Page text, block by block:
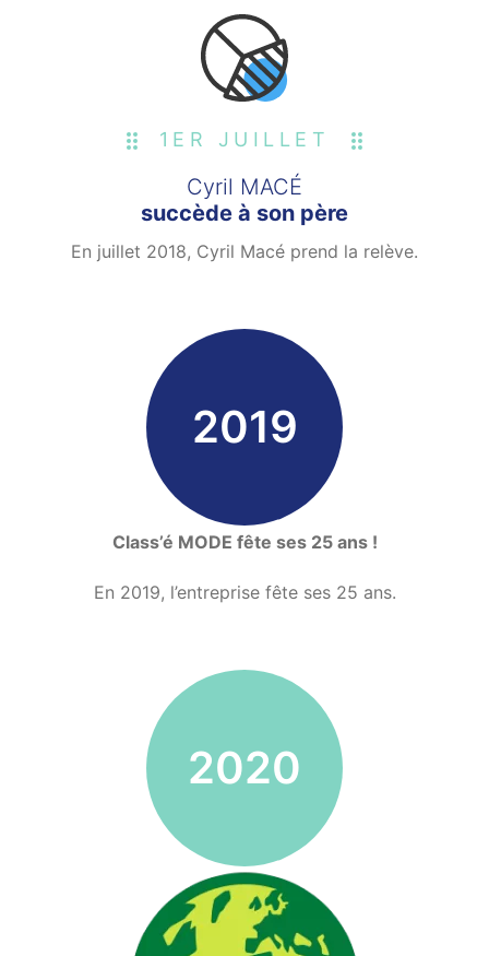
1ER JUILLET
Cyril MACÉ
succède à son père
En juillet 2018, Cyril Macé prend la relève.
2019
Class’é MODE fête ses 25 ans !
En 2019, l’entreprise fête ses 25 ans.
2020